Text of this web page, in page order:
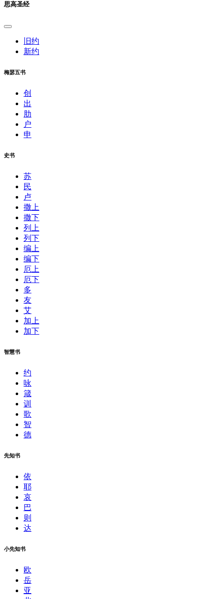
思高圣经
旧约
新约
梅瑟五书
创
出
肋
户
申
史书
苏
民
卢
撒上
撒下
列上
列下
编上
编下
厄上
厄下
多
友
艾
加上
加下
智慧书
约
咏
箴
训
歌
智
德
先知书
依
耶
哀
巴
则
达
小先知书
欧
岳
亚